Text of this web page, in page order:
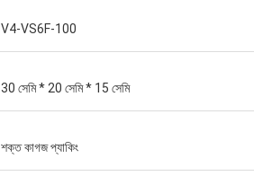
V4-VS6F-100
30 সেমি * 20 সেমি * 15 সেমি
শক্ত কাগজ প্যাকিং